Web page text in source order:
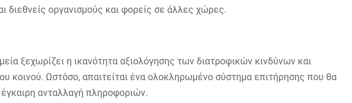
διεθνείς οργανισμούς και φορείς σε άλλες χώρες.
ξεχωρίζει η ικανότητα αξιολόγησης των διατροφικών κινδύνων και
κοινού. Ωστόσο, απαιτείται ένα ολοκληρωμένο σύστημα επιτήρησης που θα
έγκαιρη ανταλλαγή πληροφοριών.